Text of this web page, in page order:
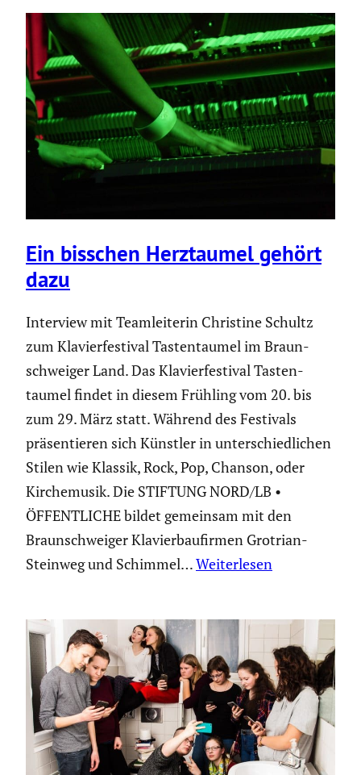
Ein bisschen Herzt­aumel gehört
dazu
Interview mit Teamlei­terin Christine Schultz
zum Klavier­fes­tival Tasten­taumel im Braun­
schweiger Land. Das Klavier­fes­tival Tasten­
taumel findet in diesem Frühling vom 20. bis
zum 29. März statt. Während des Festivals
präsen­tieren sich Künstler in unter­schied­li­chen
Stilen wie Klassik, Rock, Pop, Chanson, oder
Kirche­musik. Die STIFTUNG NORD/LB •
ÖFFENTLICHE bildet gemeinsam mit den
Braun­schweiger Klavier­bau­firmen Grotrian-
Steinweg und Schimmel…Weiterlesen